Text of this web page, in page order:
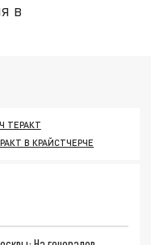
в
ТЕРАКТ
В КРАЙСТЧЕРЧЕ